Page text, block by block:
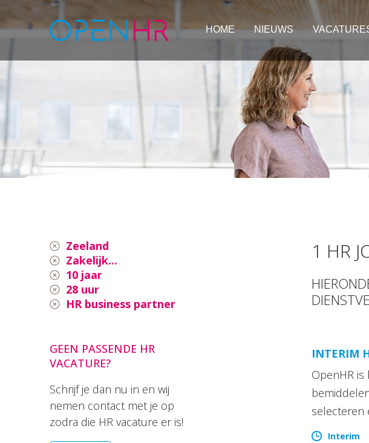
HOME NIEUWS
Zeeland
Zakelijk...
10 jaar
28 uur
HR business partner
GEEN PASSENDE HR
VACATURE?
Schrijf je dan nu in en wij
nemen contact met je op
zodra die HR vacature er is!
1 HR
INTERIM
OpenHR
selecteren
Interim